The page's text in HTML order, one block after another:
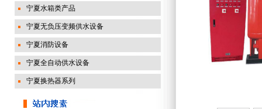
宁夏水箱类产品
宁夏无负压变频供水设备
宁夏消防设备
宁夏全自动供水设备
宁夏换热器系列